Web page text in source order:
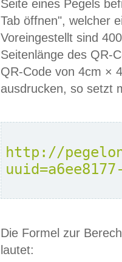
Seite eines Pegels
Tab öffnen", welcher
Voreingestellt sind
Seitenlänge des QR-
QR-Code von 4cm ×
ausdrucken, so setzt
http://
Die Formel zur
lautet: